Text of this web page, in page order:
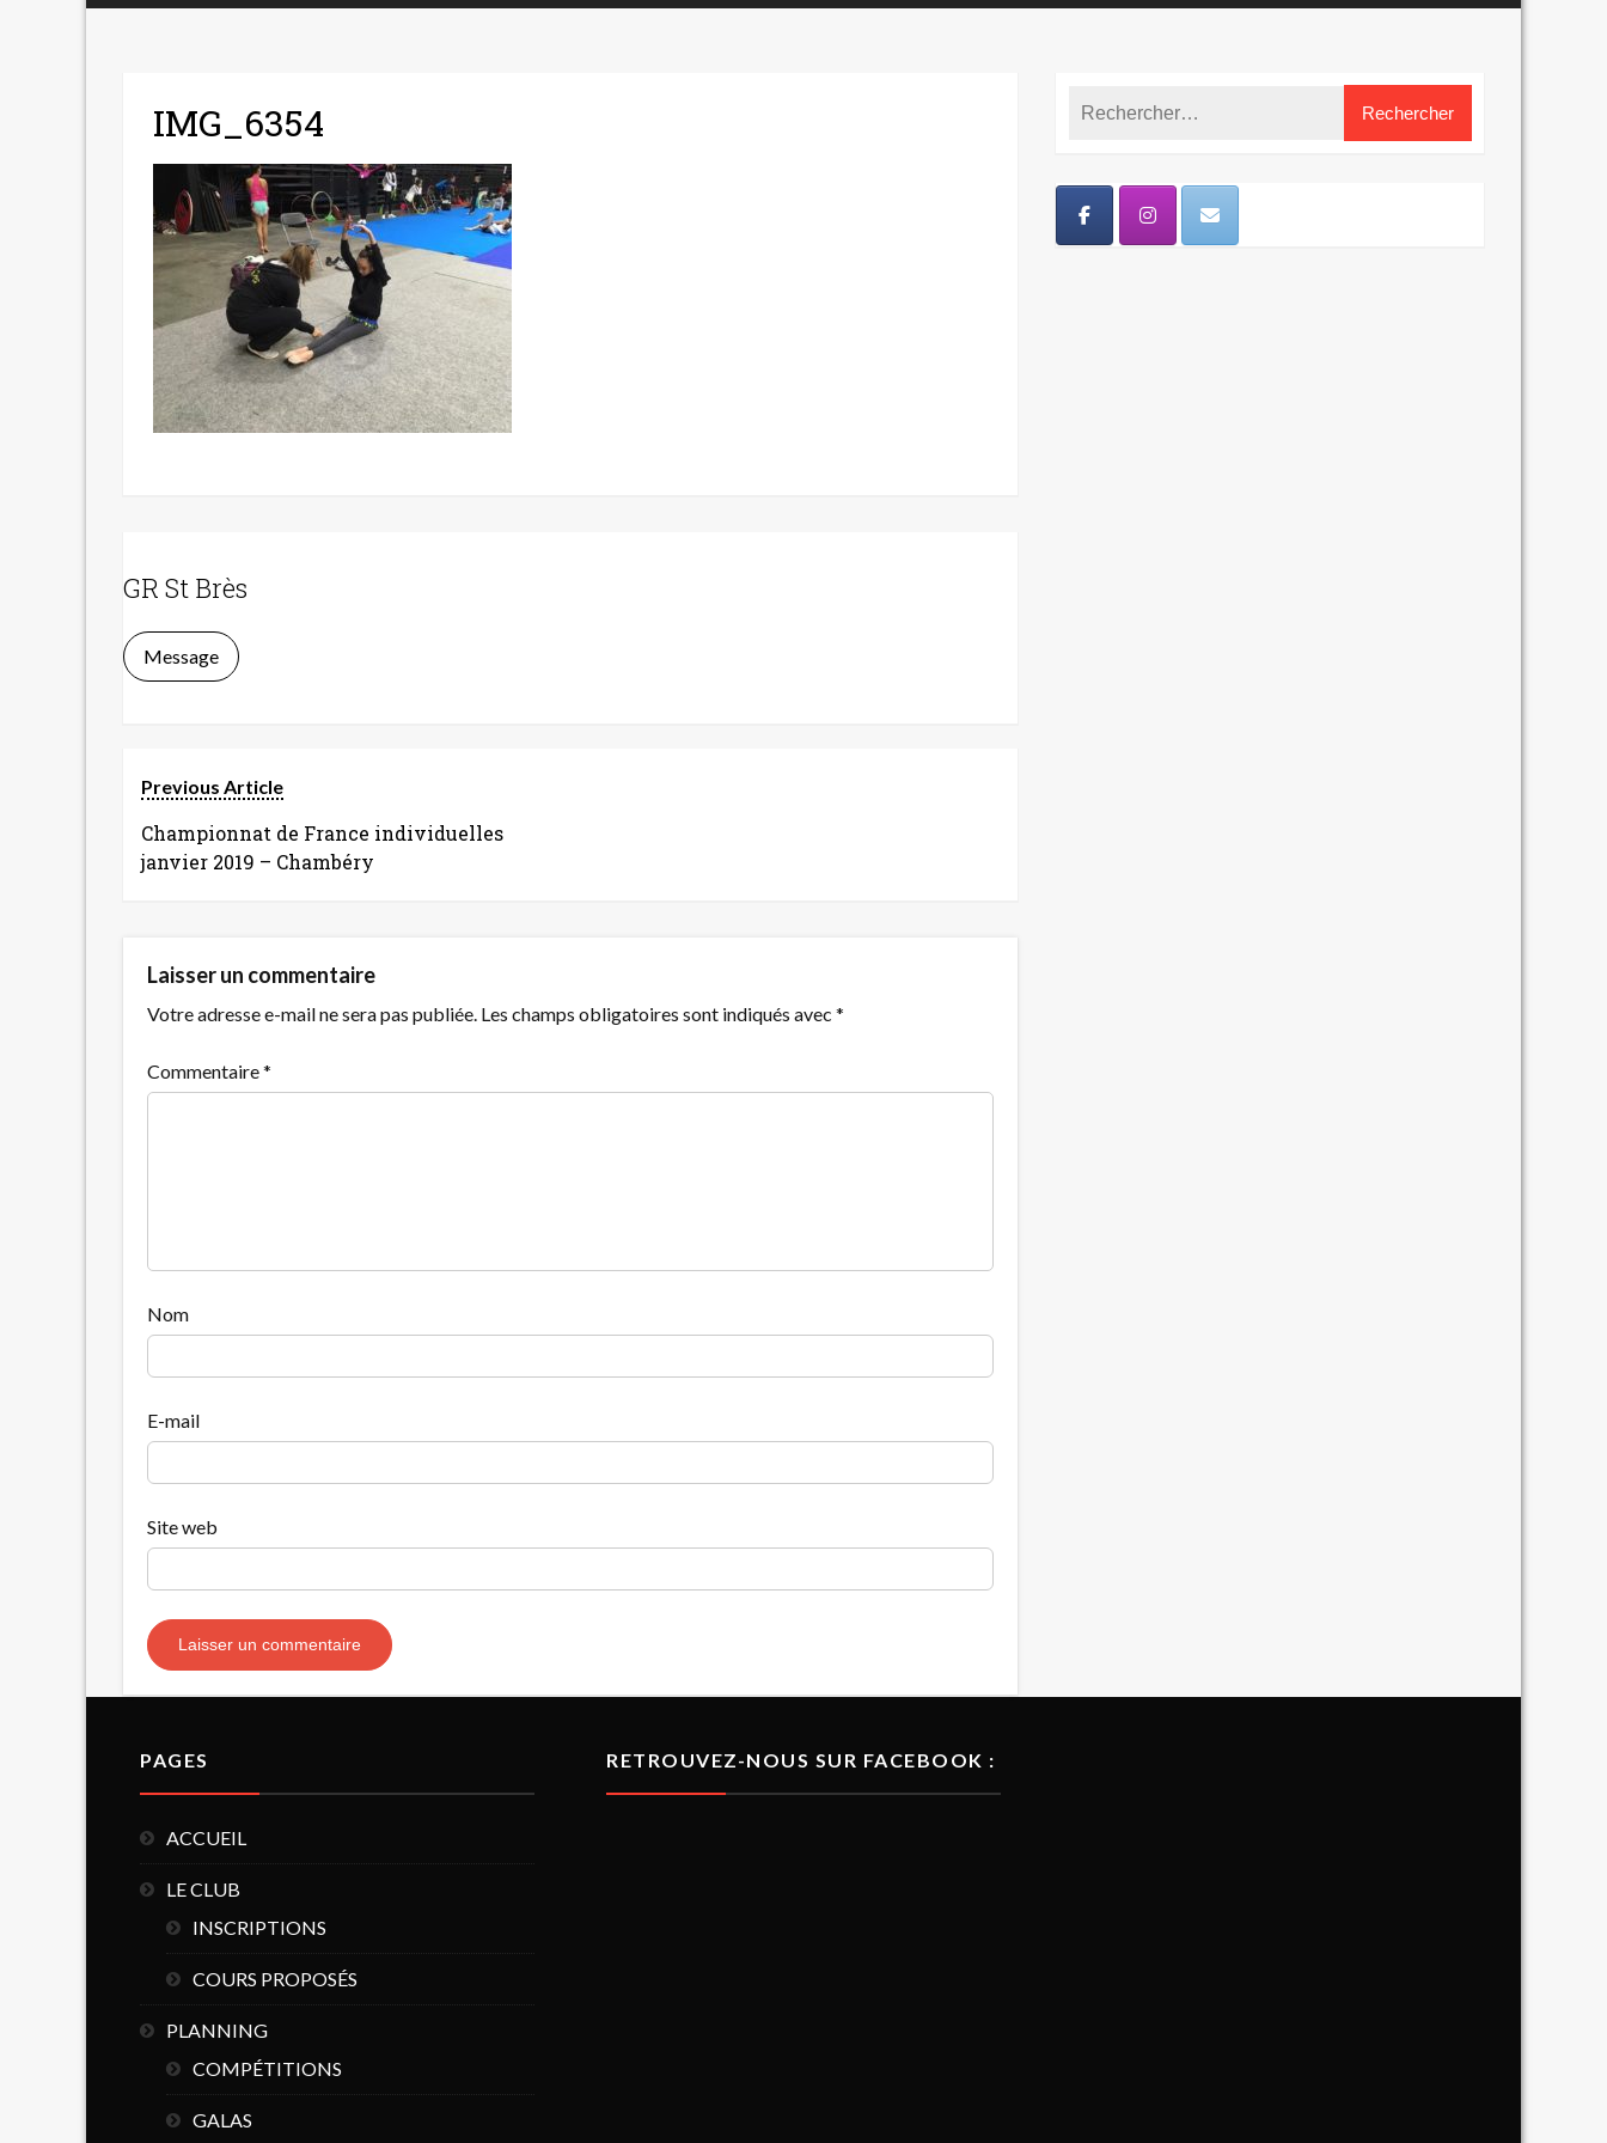
IMG_6354
GR St Brès
Message
Previous Article
Championnat de France individuelles
janvier 2019 – Chambéry
Laisser un commentaire
Votre adresse e-mail ne sera pas publiée. Les champs obligatoires sont indiqués avec *
Commentaire*
Nom
E-mail
Site web
PAGES
ACCUEIL
LE CLUB
INSCRIPTIONS
COURS PROPOSÉS
PLANNING
COMPÉTITIONS
GALAS
RETROUVEZ-NOUS SUR FACEBOOK :